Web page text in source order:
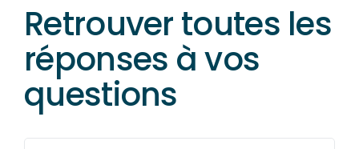
Retrouver toutes les
réponses à vos
questions